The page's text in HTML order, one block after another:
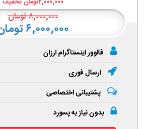
۲,۰۰۰,۰۰۰تومان تخفیف
۸,۰۰۰,۰۰۰تومان
۶,۰۰۰,۰۰۰ تومان
فالوور اینستاگرام ارزان
ارسال فوری
پشتیبانی اختصاصی
بدون نیاز به پسورد